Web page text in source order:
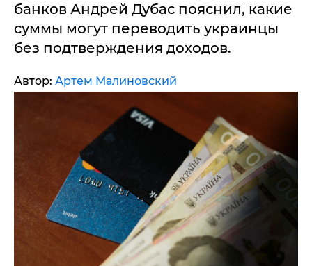
банков Андрей Дубас пояснил, какие
суммы могут переводить украинцы
без подтверждения доходов.
Автор: Артем Малиновский